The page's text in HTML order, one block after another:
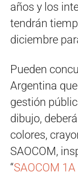
años y los
tendrán
diciembre
Pueden
Argentina
gestión
dibujo,
colores,
SAOCOM,
“SAOCOM